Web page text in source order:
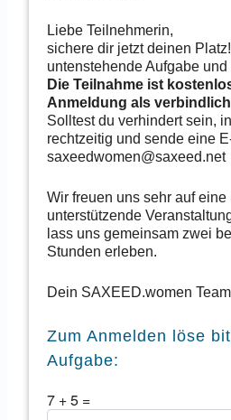
Liebe Teilnehmerin,
sichere dir jetzt deinen
untenstehende Aufgabe
Die Teilnahme ist
Anmeldung als verbindlich
Solltest du verhindert sein,
rechtzeitig und sende eine
saxeedwomen@saxeed.net
Wir freuen uns sehr auf
unterstützende
lass uns gemeinsam zwei
Stunden erleben.
Dein SAXEED.women Team
Zum Anmelden löse
Aufgabe:
7+5=